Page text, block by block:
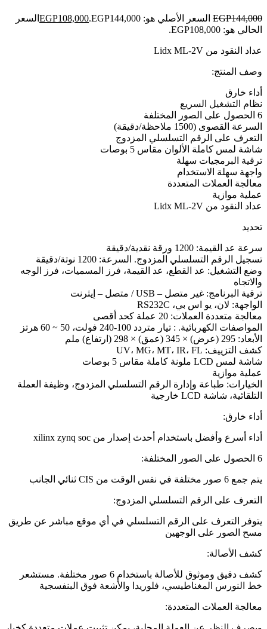
EGP144,000 السعر الأصلي هو: EGP144,000. EGP108,000
السعر
الحالي هو: EGP108,000.
عداد النقود من Lidx ML-2V
وصف المنتج:
أداء خارق
نظام التشغيل السريع
6 الحصول على الصور المختلفة
السرعة القصوى (1500 ملاحظة/دقيقة)
التعرف على الرقم التسلسلي المزدوج
شاشة لمس كاملة الألوان مقاس 5 بوصات
ترقية البرمجيات سهلة
واجهة سهلة الاستخدام
معالجة العملات المتعددة
عملية موازية
عداد النقود من Lidx ML-2V
تحديد
سرعة عد القيمة: 1200 ورقة نقدية/دقيقة
تسجيل الرقم التسلسلي المزدوج. السرعة: 1200 نوتة/دقيقة
وضع التشغيل: عد القطع، عد القيمة، فرز المسميات، فرز الوجه
والاتجاه
ترقية البرنامج: غير متصل – USB / متصل – إيثرنت
الواجهة: لان، يو اس بي، RS232C
معالجة متعددة العملات: 20 عملة كحد أقصى
المواصفات الكهربائية. : تيار متردد 100-240 فولت، 50 ~ 60 هرتز
الأبعاد: 295 (عرض) × 345 (عمق) × 298 (ارتفاع) ملم
كشف التزييف: UV، MG، MT، IR، FL
شاشة لمس LCD ملونة كاملة مقاس 5 بوصات
عملية موازية
الخيارات: طباعة وإدارة الرقم التسلسلي المزدوج، وظيفة العملة
التلقائية، شاشة LCD خارجية
أداء خارق:
أداء أسرع وأفضل باستخدام أحدث إصدار من xilinx zynq soc
6 الحصول على الصور المختلفة:
يتم جمع 6 صور مختلفة في نفس الوقت من CIS ثنائي الجانب
التعرف على الرقم التسلسلي المزدوج:
يتوفر التعرف على الرقم التسلسلي في أي موقع مباشر عن طريق
مسح الصور على الوجهين
كشف الأصالة:
كشف دقيق وموثوق للأصالة باستخدام 6 صور مختلفة. مستشعر
خط النورس المغناطيسي، فلوريدا والأشعة فوق البنفسجية
معالجة العملات المتعددة: